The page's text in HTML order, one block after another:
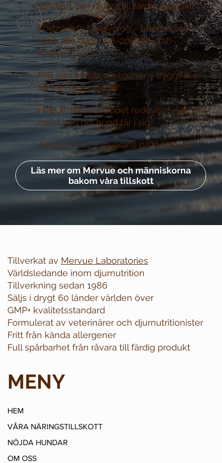
spårbart från råvara till färdig produkt
Kostnadsfri rådgivning –telefon och
mejl, alla dagar 08–20, helt utan
köpkrav
Läs mer om Mervue och människorna
bakom våra tillskott
Fritt från kända allergener –tryggt även
för känsliga hundar
Hela innehållet öppet redovisat –du ser
exakt vad din hund får i sig
Alltid fri frakt –leverans på 1–3 dagar
Tillverkat av Mervue Laboratories
Världsledande inom djurnutrition
Tillverkning sedan 1986
Säljs i drygt 60 länder världen över
GMP+ kvalitetsstandard
Formulerat av veterinärer och djurnutritionister
Fritt från kända allergener
Full spårbarhet från råvara till färdig produkt
MENY
HEM
VÅRA NÄRINGSTILLSKOTT
NÖJDA HUNDAR
OM OSS